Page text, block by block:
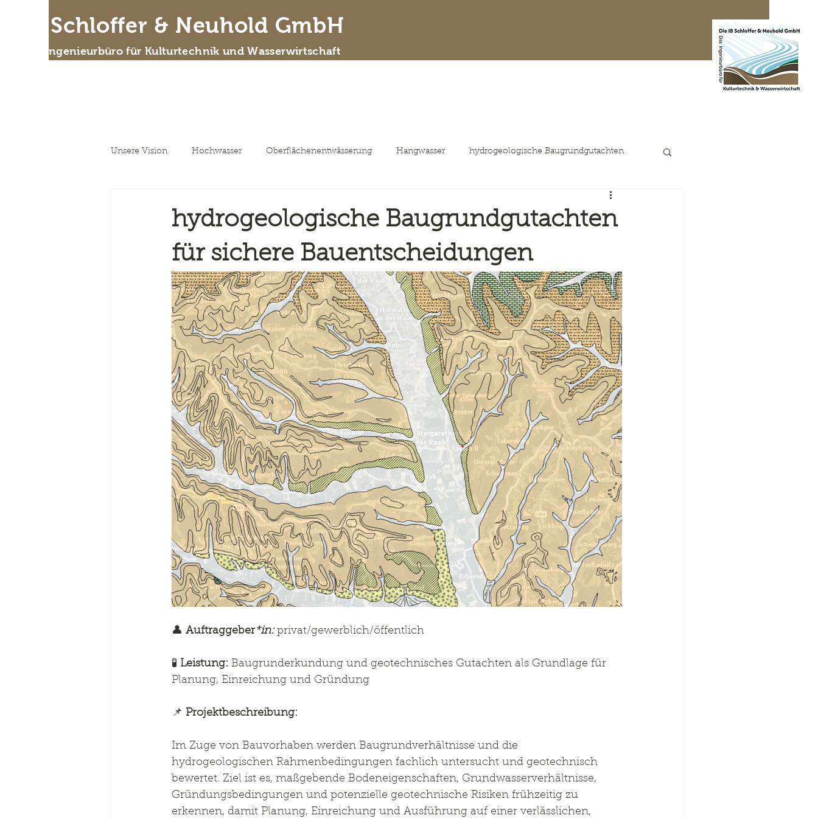
IB Schloffer & Neuhold GmbH
Das Ingenieurbüro für Kulturtechnik und Wasserwirtschaft
Unsere Vision Hochwasser Oberflächenentwässerung Hangwasser hydrogeologische Baugrundgutachten
hydrogeologische Baugrundgutachten
für sichere Bauentscheidungen
👤 Auftraggeber*in: privat/gewerblich/öffentlich
🧪 Leistung: Baugrunderkundung und geotechnisches Gutachten als Grundlage für
Planung, Einreichung und Gründung
📌 Projektbeschreibung:
Im Zuge von Bauvorhaben werden Baugrundverhältnisse und die
hydrogeologischen Rahmenbedingungen fachlich untersucht und geotechnisch
bewertet. Ziel ist es, maßgebende Bodeneigenschaften, Grundwasserverhältnisse,
Gründungsbedingungen und potenzielle geotechnische Risiken frühzeitig zu
erkennen, damit Planung, Einreichung und Ausführung auf einer verlässlichen,